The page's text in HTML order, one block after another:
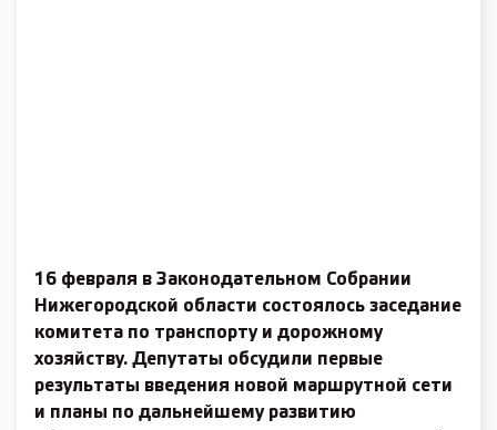
16 февраля в Законодательном Собрании
Нижегородской области состоялось заседание
комитета по транспорту и дорожному
хозяйству. Депутаты обсудили первые
результаты введения новой маршрутной сети
и планы по дальнейшему развитию